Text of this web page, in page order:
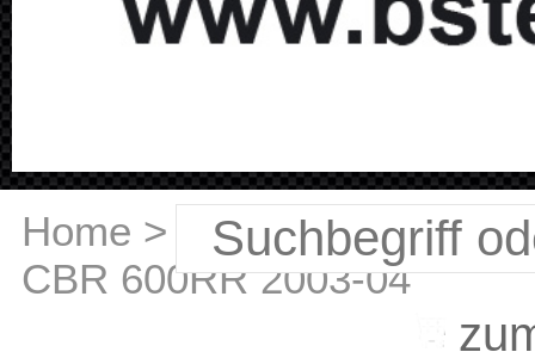
Home > Honda>
CBR 600RR 2003-04